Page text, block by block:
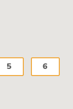
5 6